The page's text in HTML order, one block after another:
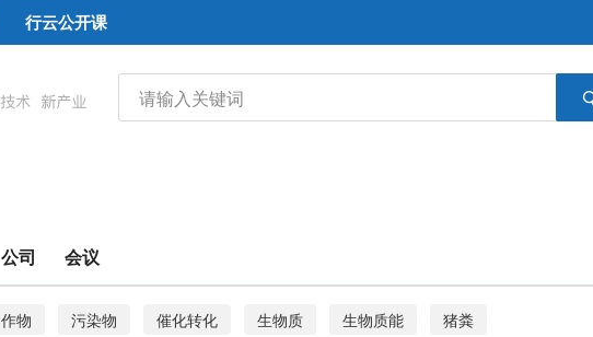
行云公开课
公司 会议
作物 污染物 催化转化 生物质 生物质能
猪粪